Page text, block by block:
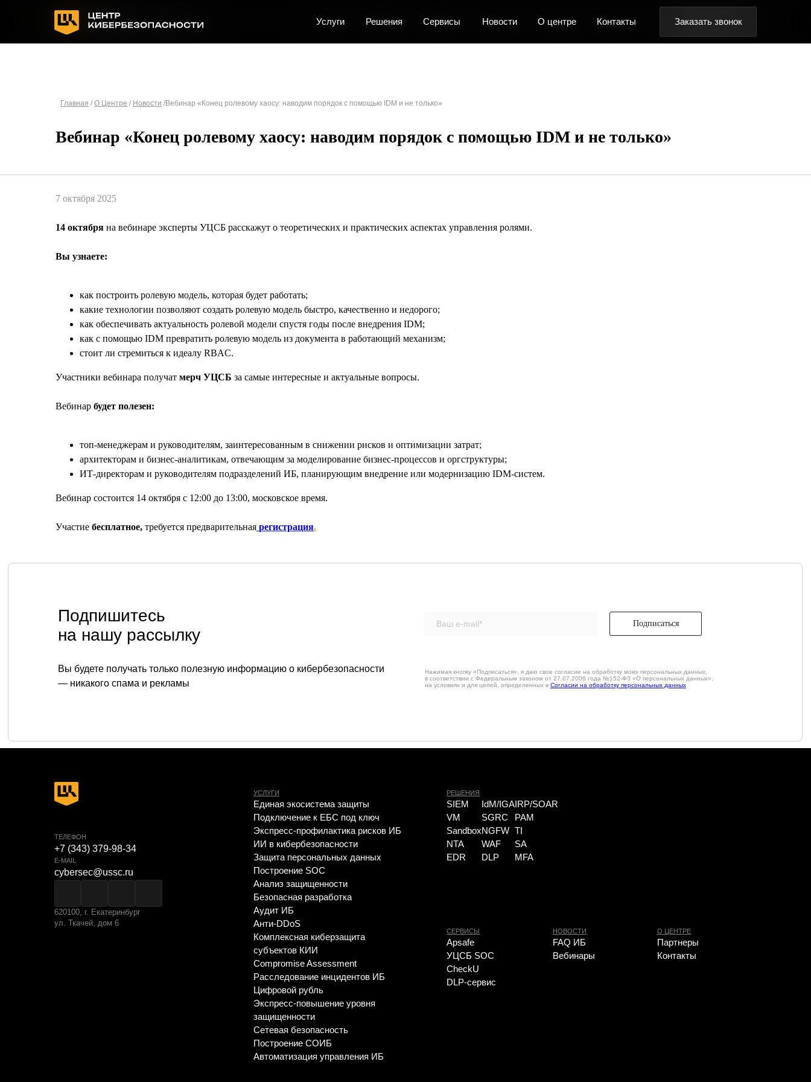
Заказать звонок
Контакты
О центре
Сервисы Новости
Решения Заказать звонок
Контакты
О центре
Сервисы Новости
Решения Заказать звонок
Контакты
О центре
Сервисы Новости
Решения
Главная / О Центре / Новости /Вебинар «Конец ролевому хаосу: наводим порядок с помощью IDM и не только»
Вебинар «Конец ролевому хаосу: наводим порядок с помощью IDM и не только»
7 октября 2025
14 октября на вебинаре эксперты УЦСБ расскажут о теоретических и практических аспектах управления ролями.
Вы узнаете:
как построить ролевую модель, которая будет работать;
какие технологии позволяют создать ролевую модель быстро, качественно и недорого;
как обеспечивать актуальность ролевой модели спустя годы после внедрения IDM;
как с помощью IDM превратить ролевую модель из документа в работающий механизм;
стоит ли стремиться к идеалу RBAC.
Участники вебинара получат мерч УЦСБ за самые интересные и актуальные вопросы.
Вебинар будет полезен:
топ-менеджерам и руководителям, заинтересованным в снижении рисков и оптимизации затрат;
архитекторам и бизнес-аналитикам, отвечающим за моделирование бизнес-процессов и оргструктуры;
ИТ-директорам и руководителям подразделений ИБ, планирующим внедрение или модернизацию IDM-систем.
Вебинар состоится 14 октября с 12:00 до 13:00, московское время.
Участие бесплатное, требуется предварительная регистрация.
Подпишитесь
на нашу рассылку
Вы будете получать только полезную информацию о кибербезопасности
— никакого спама и рекламы
Нажимая кнопку «Подписаться», я даю свое согласие на обработку моих персональных данных,
в соответствии с Федеральным законом от 27.07.2006 года №152-ФЗ «О персональных данных»,
на условиях и для целей, определенных в Согласии на обработку персональных данных
Подписаться
Экспресс-профилактика рисков ИБ
Анализ защищенности
Безопасная разработка
Аудит ИБ
Анти-DDoS
Комплексная киберзащита
субъектов КИИ
Compromise Assessment
Расследование инцидентов ИБ
Цифровой рубль
Экспресс-повышение уровня
защищенности
Сетевая безопасность
Построение СОИБ
Автоматизация управления ИБ
SandboxNGFW TI
ТЕЛЕФОН
СЕРВИСЫ НОВОСТИ
FAQ ИБ
Вебинары